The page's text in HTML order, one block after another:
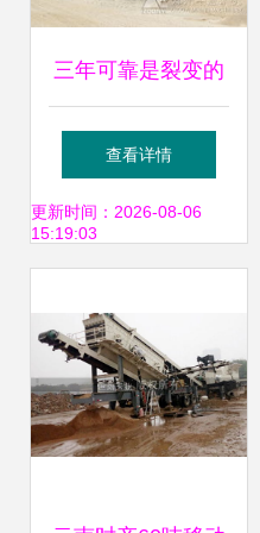
三年可靠是裂变的
核心资产 浙江一家
建筑垃圾破碎站的
高质量运营之道
查看详情
更新时间：2026-08-06
15:19:03